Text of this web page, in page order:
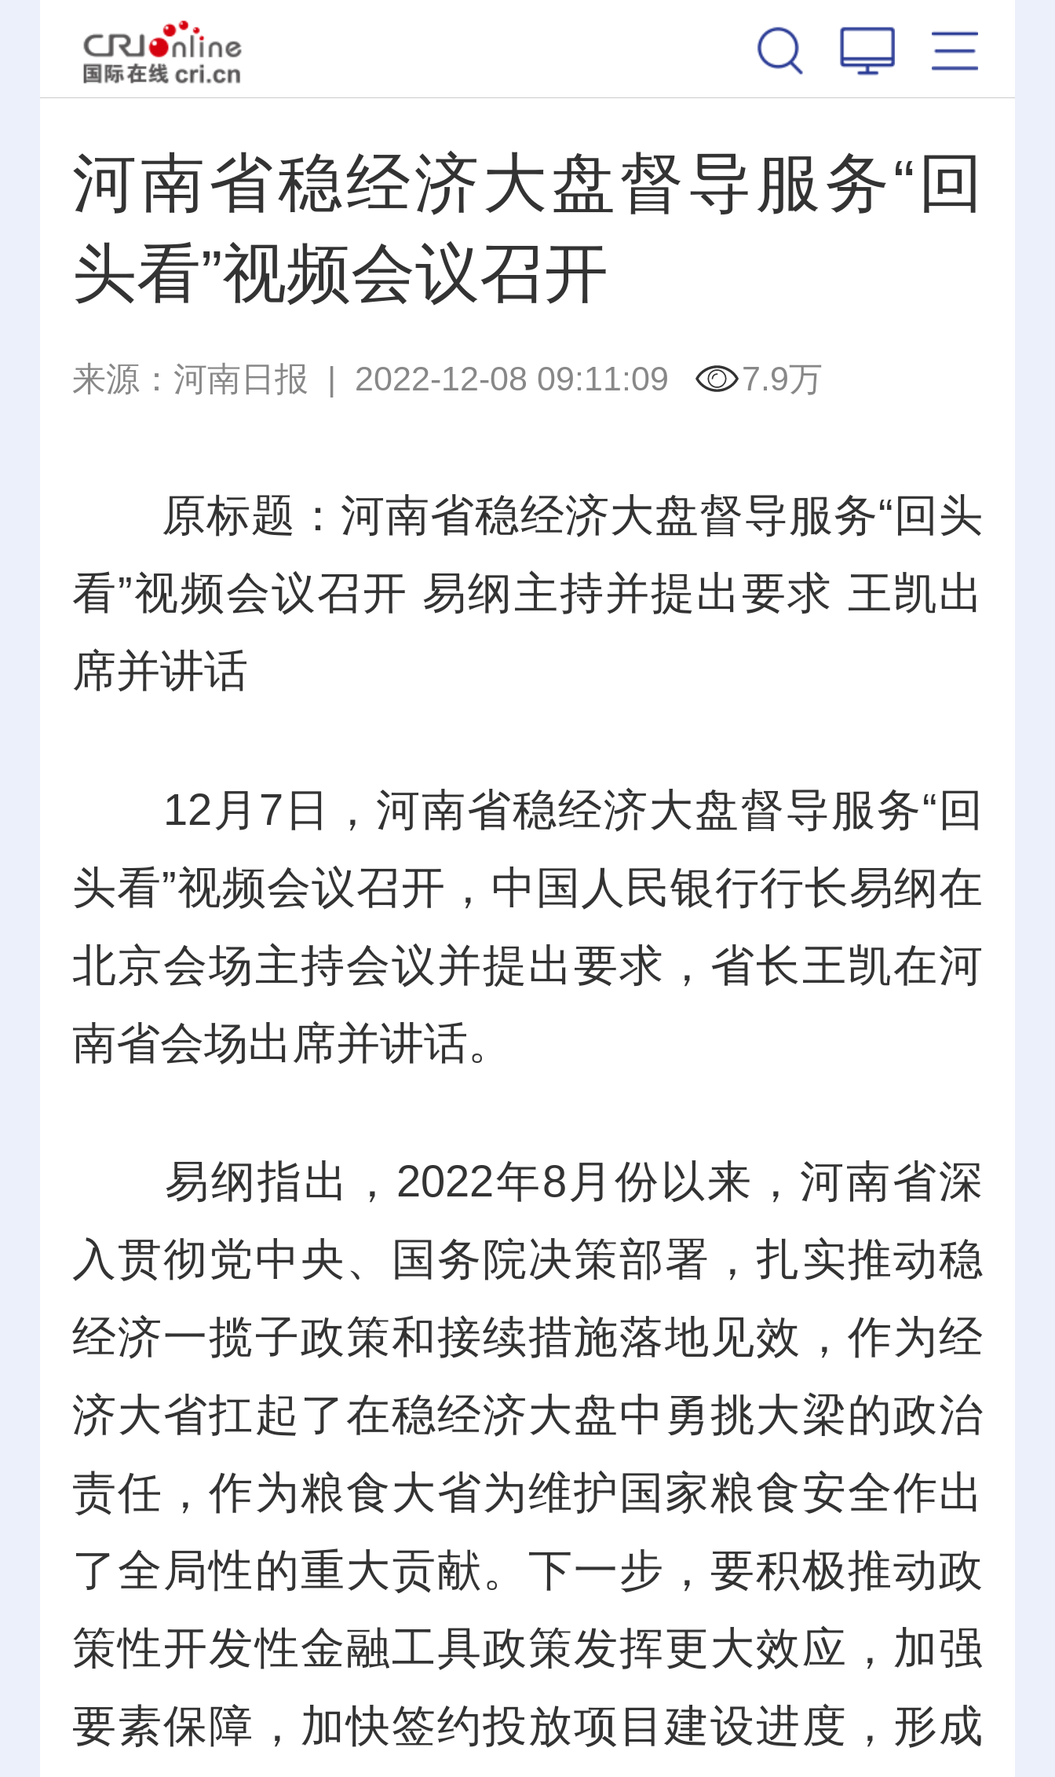
河南省稳经济大盘督导服务“回
头看”视频会议召开
来源： 河南日报 | 2022-12-08 09:11:09 7.9万
原标题：河南省稳经济大盘督导服务“回头
看”视频会议召开 易纲主持并提出要求 王凯出
席并讲话
12月7日，河南省稳经济大盘督导服务“回
头看”视频会议召开，中国人民银行行长易纲在
北京会场主持会议并提出要求，省长王凯在河
南省会场出席并讲话。
易纲指出，2022年8月份以来，河南省深
入贯彻党中央、国务院决策部署，扎实推动稳
经济一揽子政策和接续措施落地见效，作为经
济大省扛起了在稳经济大盘中勇挑大梁的政治
责任，作为粮食大省为维护国家粮食安全作出
了全局性的重大贡献。下一步，要积极推动政
策性开发性金融工具政策发挥更大效应，加强
要素保障，加快签约投放项目建设进度，形成